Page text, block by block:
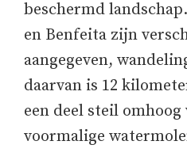
beschermd
en Benfeita zijn
aangegeven,
daarvan is 12
een deel steil
voormalige